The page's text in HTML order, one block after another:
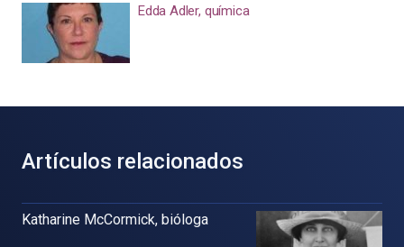
Edda Adler, química
Artículos relacionados
Katharine McCormick, bióloga